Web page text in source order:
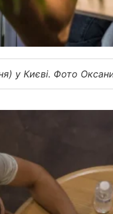
у Києві. Фото